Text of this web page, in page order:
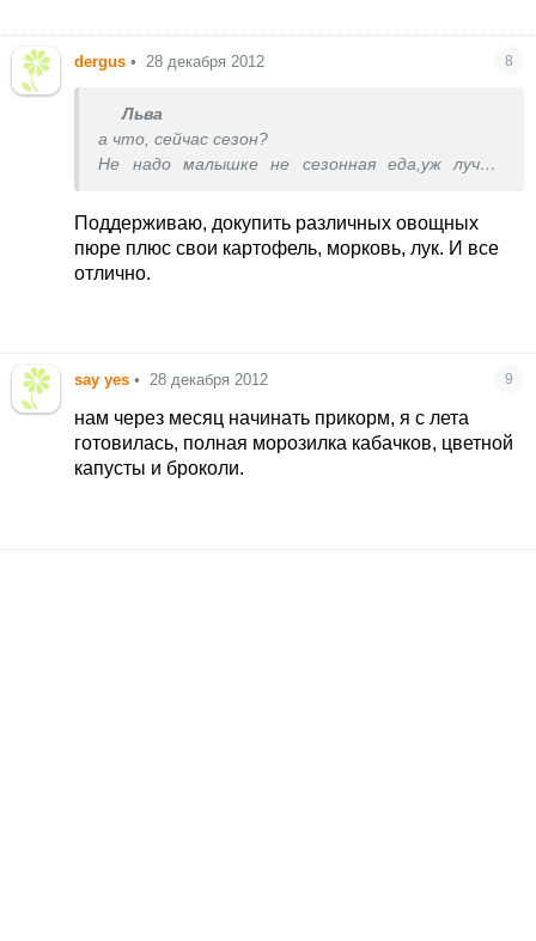
dergus • 28 декабря 2012 8
Льва
а что, сейчас сезон?
Не надо малышке не сезонная еда,уж лучше
Поддерживаю, докупить различных овощных
пюре плюс свои картофель, морковь, лук. И все
отлично.
say yes • 28 декабря 2012 9
нам через месяц начинать прикорм, я с лета
готовилась, полная морозилка кабачков, цветной
капусты и броколи.